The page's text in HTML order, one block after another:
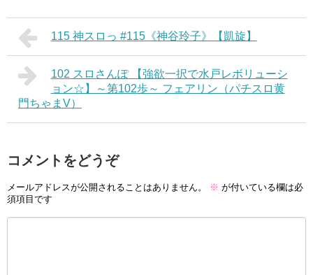
115 神スロっ #115《神谷玲子》【凱旋】
102 スロさんぽ 【強欲一択で水戸レボリューシ
ョン☆】～第102歩～ フェアリン（パチスロ黄
門ちゃまV）
コメントをどうぞ
メールアドレスが公開されることはありません。 ※ が付いている欄は必
須項目です